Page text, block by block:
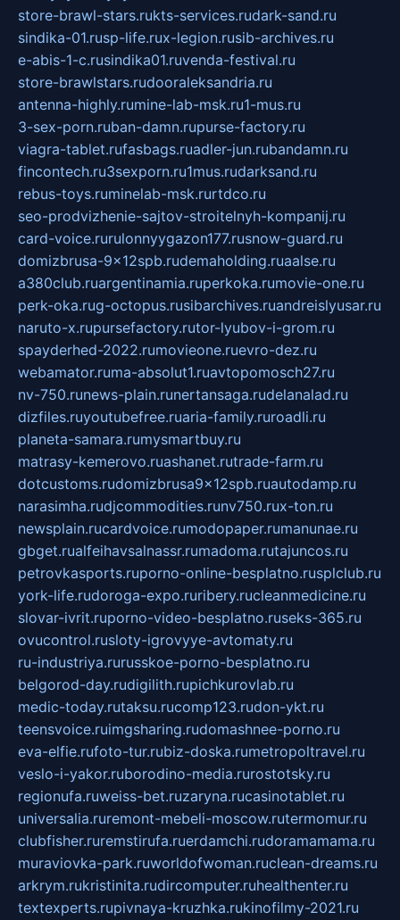
store-brawl-stars.rukts-services.rudark-sand.ru
sindika-01.rusp-life.rux-legion.rusib-archives.ru
e-abis-1-c.rusindika01.ruvenda-festival.ru
store-brawlstars.rudooraleksandria.ru
antenna-highly.rumine-lab-msk.ru1-mus.ru
3-sex-porn.ruban-damn.rupurse-factory.ru
viagra-tablet.rufasbags.ruadler-jun.rubandamn.ru
fincontech.ru3sexporn.ru1mus.rudarksand.ru
rebus-toys.ruminelab-msk.rurtdco.ru
seo-prodvizhenie-sajtov-stroitelnyh-kompanij.ru
card-voice.rurulonnyygazon177.rusnow-guard.ru
domizbrusa-9x12spb.rudemaholding.ruaalse.ru
a380club.ruargentinamia.ruperkoka.rumovie-one.ru
perk-oka.rug-octopus.rusibarchives.ruandreislyusar.ru
naruto-x.rupursefactory.rutor-lyubov-i-grom.ru
spayderhed-2022.rumovieone.ruevro-dez.ru
webamator.ruma-absolut1.ruavtopomosch27.ru
nv-750.runews-plain.runertansaga.rudelanalad.ru
dizfiles.ruyoutubefree.ruaria-family.ruroadli.ru
planeta-samara.rumysmartbuy.ru
matrasy-kemerovo.ruashanet.rutrade-farm.ru
dotcustoms.rudomizbrusa9x12spb.ruautodamp.ru
narasimha.rudjcommodities.runv750.rux-ton.ru
newsplain.rucardvoice.rumodopaper.rumanunae.ru
gbget.rualfeihavsalnassr.rumadoma.rutajuncos.ru
petrovkasports.ruporno-online-besplatno.rusplclub.ru
york-life.rudoroga-expo.ruribery.rucleanmedicine.ru
slovar-ivrit.ruporno-video-besplatno.ruseks-365.ru
ovucontrol.rusloty-igrovyye-avtomaty.ru
ru-industriya.rurusskoe-porno-besplatno.ru
belgorod-day.rudigilith.rupichkurovlab.ru
medic-today.rutaksu.rucomp123.rudon-ykt.ru
teensvoice.ruimgsharing.rudomashnee-porno.ru
eva-elfie.rufoto-tur.rubiz-doska.rumetropoltravel.ru
veslo-i-yakor.ruborodino-media.rurostotsky.ru
regionufa.ruweiss-bet.ruzaryna.rucasinotablet.ru
universalia.ruremont-mebeli-moscow.rutermomur.ru
clubfisher.ruremstirufa.ruerdamchi.rudoramamama.ru
muraviovka-park.ruworldofwoman.ruclean-dreams.ru
arkrym.rukristinita.rudircomputer.ruhealthenter.ru
textexperts.rupivnaya-kruzhka.rukinofilmy-2021.ru